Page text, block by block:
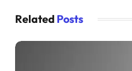
Related Posts